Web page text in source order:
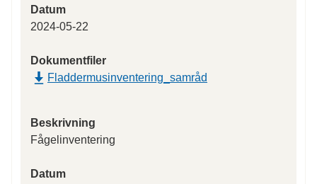
Datum
2024-05-22
Dokumentfiler
Fladdermusinventering_samråd
Beskrivning
Fågelinventering
Datum